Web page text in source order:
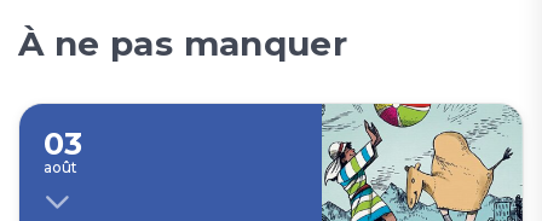
À ne pas manquer
03
août